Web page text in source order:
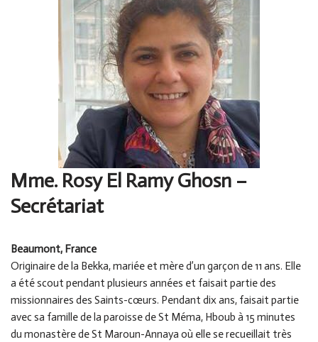
Mme. Rosy El Ramy Ghosn –
Secrétariat
Beaumont, France
Originaire de la Bekka, mariée et mère d’un garçon de 11 ans. Elle
a été scout pendant plusieurs années et faisait partie des
missionnaires des Saints-cœurs. Pendant dix ans, faisait partie
avec sa famille de la paroisse de St Méma, Hboub à 15 minutes
du monastère de St Maroun-Annaya où elle se recueillait très